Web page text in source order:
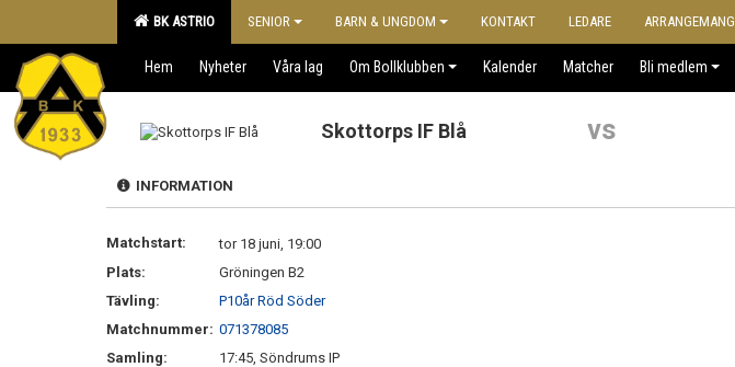
BK ASTRIO SENIOR BARN & UNGDOM KONTAKT LEDARE ARRANGEMANG
Hem Nyheter Våra lag Om Bollklubben Kalender Matcher Bli medlem
Skottorps IF Blå vs
INFORMATION
Matchstart:
tor 18 juni, 19:00
Plats:
Gröningen B2
Tävling:
P10år Röd Söder
Matchnummer: 071378085
Samling:
17:45, Söndrums IP